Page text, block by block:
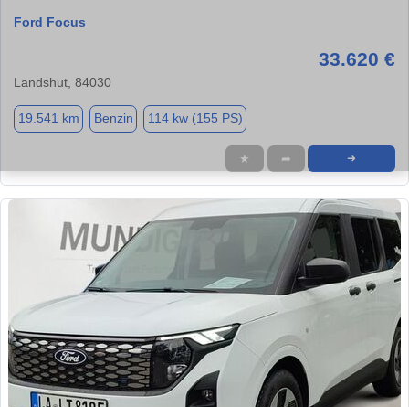
Ford Focus
33.620 €
Landshut, 84030
19.541 km Benzin 114 kw (155 PS)
★ ➦ ➜